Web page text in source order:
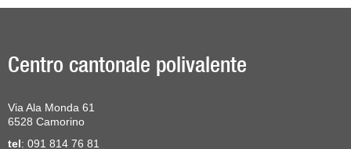
Centro cantonale polivalente
Via Ala Monda 61
6528 Camorino
tel: 091 814 76 81